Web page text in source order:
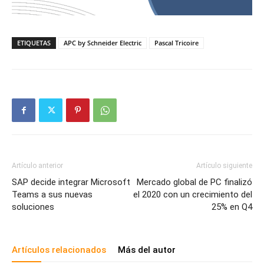
ETIQUETAS APC by Schneider Electric Pascal Tricoire
Artículo anterior
SAP decide integrar Microsoft
Teams a sus nuevas
soluciones
Artículo siguiente
Mercado global de PC finalizó
el 2020 con un crecimiento del
25% en Q4
Artículos relacionados Más del autor